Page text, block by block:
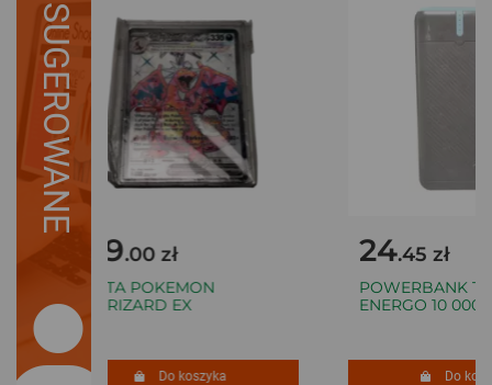
SUGEROWANE
199.00 zł
KARTA POKEMON
CHARIZARD EX
Do koszyka
24.45 zł
POWERBANK
ENERGO 10 000
Do